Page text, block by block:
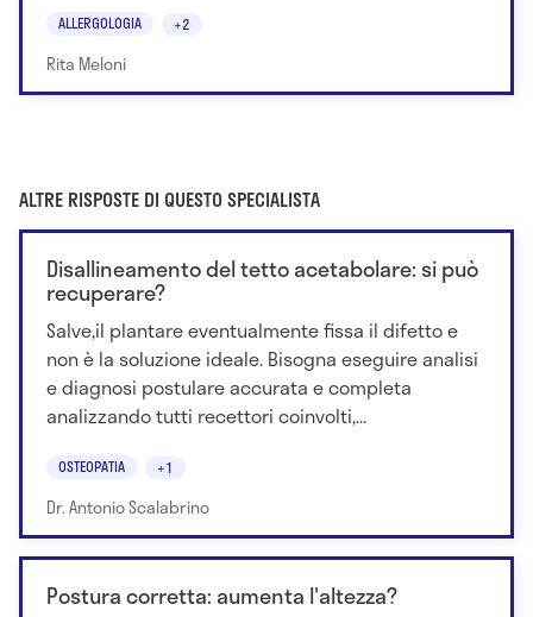
ALLERGOLOGIA +2
Rita Meloni
ALTRE RISPOSTE DI QUESTO SPECIALISTA
Disallineamento del tetto acetabolare: si può
recuperare?
Salve,il plantare eventualmente fissa il difetto e
non è la soluzione ideale. Bisogna eseguire analisi
e diagnosi postulare accurata e completa
analizzando tutti recettori coinvolti,...
OSTEOPATIA +1
Dr. Antonio Scalabrino
Postura corretta: aumenta l'altezza?